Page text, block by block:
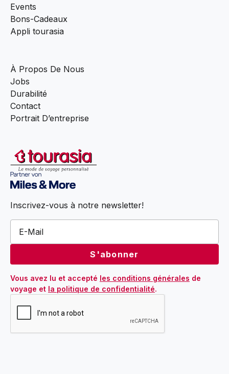
Events
Bons-Cadeaux
Appli tourasia
À Propos De Nous
Jobs
Durabilité
Contact
Portrait D’entreprise
Inscrivez-vous à notre newsletter!
Vous avez lu et accepté les conditions générales de
voyage et la politique de confidentialité.